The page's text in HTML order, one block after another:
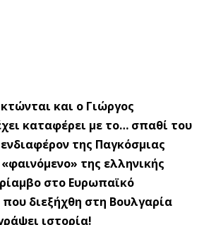
και ο Γιώργος
καταφέρει με το… σπαθί του
της Παγκόσμιας
της ελληνικής
στο Ευρωπαϊκό
διεξήχθη στη Βουλγαρία
ιστορία!